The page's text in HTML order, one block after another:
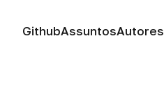
GithubAssuntosAutores